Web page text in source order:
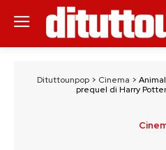
Dituttounpop> Cinema >
prequel di Harry